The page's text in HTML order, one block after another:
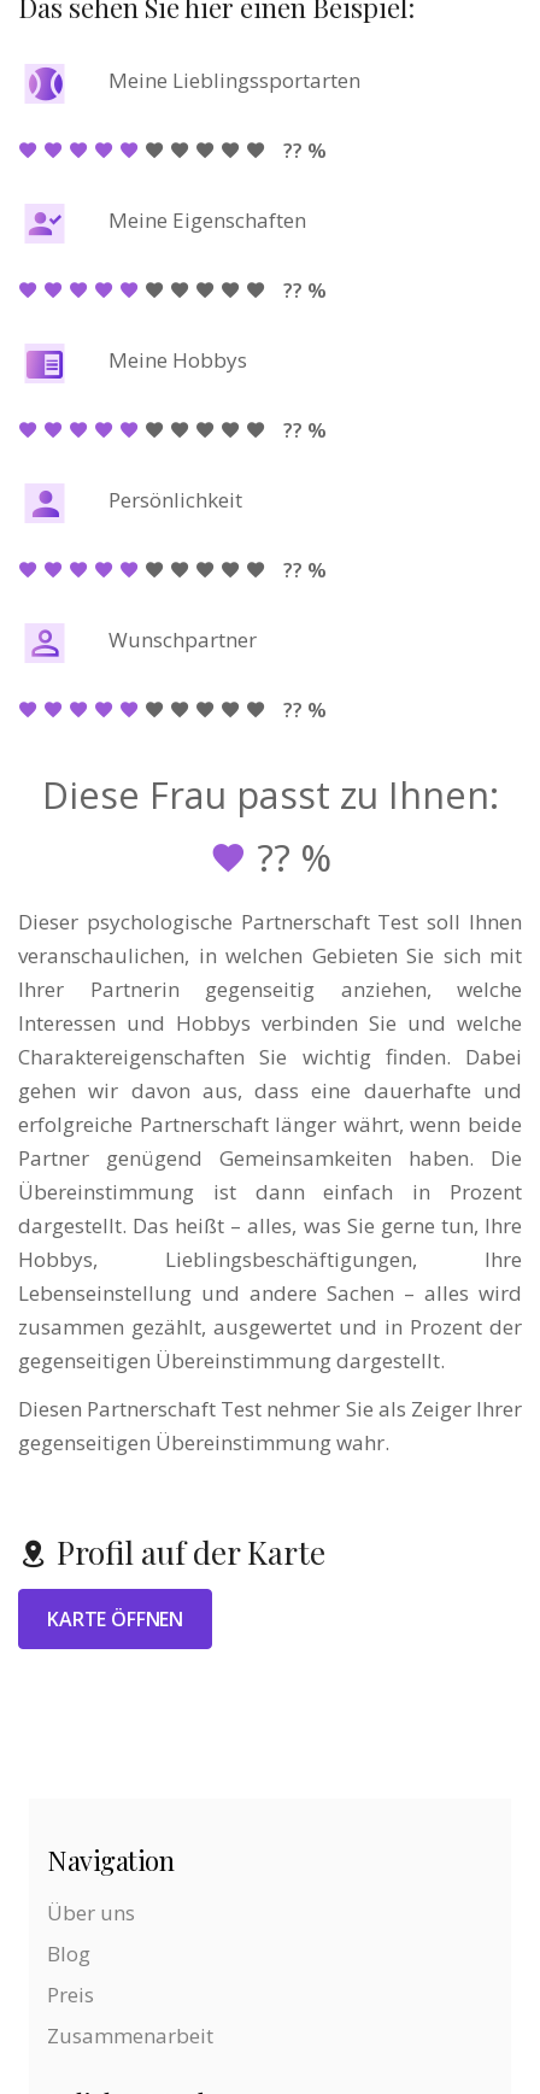
Das sehen Sie hier einen Beispiel:
Meine Lieblingssportarten
?? %
Meine Eigenschaften
?? %
Meine Hobbys
?? %
Persönlichkeit
?? %
Wunschpartner
?? %
Diese Frau passt zu Ihnen:
?? %
Dieser psychologische Partnerschaft Test soll Ihnen
veranschaulichen, in welchen Gebieten Sie sich mit
Ihrer Partnerin gegenseitig anziehen, welche
Interessen und Hobbys verbinden Sie und welche
Charaktereigenschaften Sie wichtig finden. Dabei
gehen wir davon aus, dass eine dauerhafte und
erfolgreiche Partnerschaft länger währt, wenn beide
Partner genügend Gemeinsamkeiten haben. Die
Übereinstimmung ist dann einfach in Prozent
dargestellt. Das heißt – alles, was Sie gerne tun, Ihre
Hobbys, Lieblingsbeschäftigungen, Ihre
Lebenseinstellung und andere Sachen – alles wird
zusammen gezählt, ausgewertet und in Prozent der
gegenseitigen Übereinstimmung dargestellt.
Diesen Partnerschaft Test nehmer Sie als Zeiger Ihrer
gegenseitigen Übereinstimmung wahr.
Profil auf der Karte
KARTE ÖFFNEN
Navigation
Über uns
Blog
Preis
Zusammenarbeit